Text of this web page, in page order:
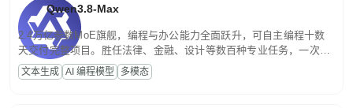
Qwen3.8-Max
2.4万亿参数MoE旗舰，编程与办公能力全面跃升，可自主编程十数
天交付完整项目。胜任法律、金融、设计等数百种专业任务，一次对
话端到端交付生产级成果。原生视觉理解贯穿规划、执行与验证全流
程，支持超长文档与长视频的深度语义解析。长程任务中自主规划与
文本生成 AI 编程模型 多模态